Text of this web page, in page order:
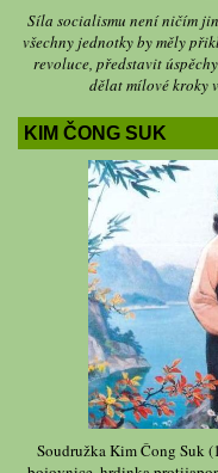
Síla socialismu není ničím
všechny jednotky by měly
revoluce, představit
dělat mílové kroky
KIM ČONG SUK
Soudružka Kim Čong Suk